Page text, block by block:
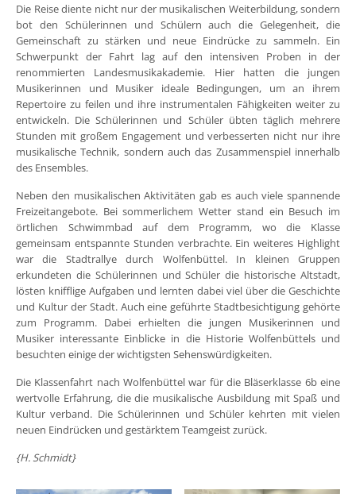
Die Reise diente nicht nur der musikalischen Weiterbildung, sondern
bot den Schülerinnen und Schülern auch die Gelegenheit, die
Gemeinschaft zu stärken und neue Eindrücke zu sammeln. Ein
Schwerpunkt der Fahrt lag auf den intensiven Proben in der
renommierten Landesmusikakademie. Hier hatten die jungen
Musikerinnen und Musiker ideale Bedingungen, um an ihrem
Repertoire zu feilen und ihre instrumentalen Fähigkeiten weiter zu
entwickeln. Die Schülerinnen und Schüler übten täglich mehrere
Stunden mit großem Engagement und verbesserten nicht nur ihre
musikalische Technik, sondern auch das Zusammenspiel innerhalb
des Ensembles.
Neben den musikalischen Aktivitäten gab es auch viele spannende
Freizeitangebote. Bei sommerlichem Wetter stand ein Besuch im
örtlichen Schwimmbad auf dem Programm, wo die Klasse
gemeinsam entspannte Stunden verbrachte. Ein weiteres Highlight
war die Stadtrallye durch Wolfenbüttel. In kleinen Gruppen
erkundeten die Schülerinnen und Schüler die historische Altstadt,
lösten knifflige Aufgaben und lernten dabei viel über die Geschichte
und Kultur der Stadt. Auch eine geführte Stadtbesichtigung gehörte
zum Programm. Dabei erhielten die jungen Musikerinnen und
Musiker interessante Einblicke in die Historie Wolfenbüttels und
besuchten einige der wichtigsten Sehenswürdigkeiten.
Die Klassenfahrt nach Wolfenbüttel war für die Bläserklasse 6b eine
wertvolle Erfahrung, die die musikalische Ausbildung mit Spaß und
Kultur verband. Die Schülerinnen und Schüler kehrten mit vielen
neuen Eindrücken und gestärktem Teamgeist zurück.
{H. Schmidt}